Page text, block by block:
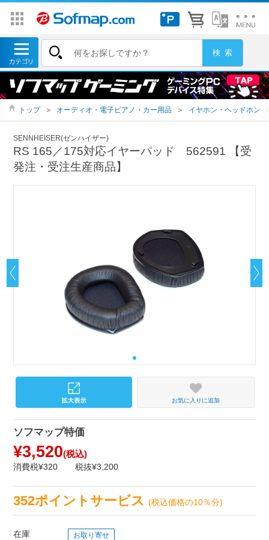
トップ ＞ オーディオ・電子ピアノ・カー用品 ＞ イヤホン・ヘッドホン
SENNHEISER(ゼンハイザー)
RS 165／175対応イヤーパッド 562591 【受
発注・受注生産商品】
お気に入りに追加
ソフマップ特価
¥3,520(税込)
消費税¥320 税抜¥3,200
352ポイントサービス(税込価格の10％分)
在庫 お取り寄せ